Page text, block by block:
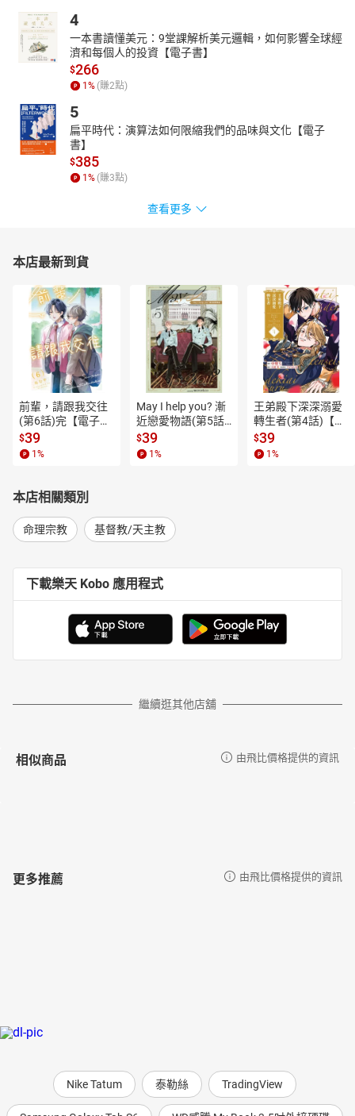
4
一本書讀懂美元：9堂課解析美元邏輯，如何影響全球經
濟和每個人的投資【電子書】
$266
1 % (賺2點)
5
扁平時代：演算法如何限縮我們的品味與文化【電子
書】
$385
1 % (賺3點)
查看更多
本店最新到貨
前輩，請跟我交往
(第6話)完【電子
書】
$39
1 %
May I help you? 漸
近戀愛物語(第5話)
【電子書】
$39
1 %
王弟殿下深深溺愛
轉生者(第4話)【電
子書】
$39
1 %
本店相關類別
命理宗教 基督教/天主教
下載樂天 Kobo 應用程式
繼續逛其他店舖
相似商品 由飛比價格提供的資訊
更多推薦 由飛比價格提供的資訊
Nike Tatum 泰勒絲 TradingView